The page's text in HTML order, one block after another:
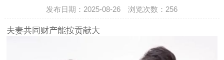
发布日期：2025-08-26 浏览次数：256
夫妻共同财产能按贡献大